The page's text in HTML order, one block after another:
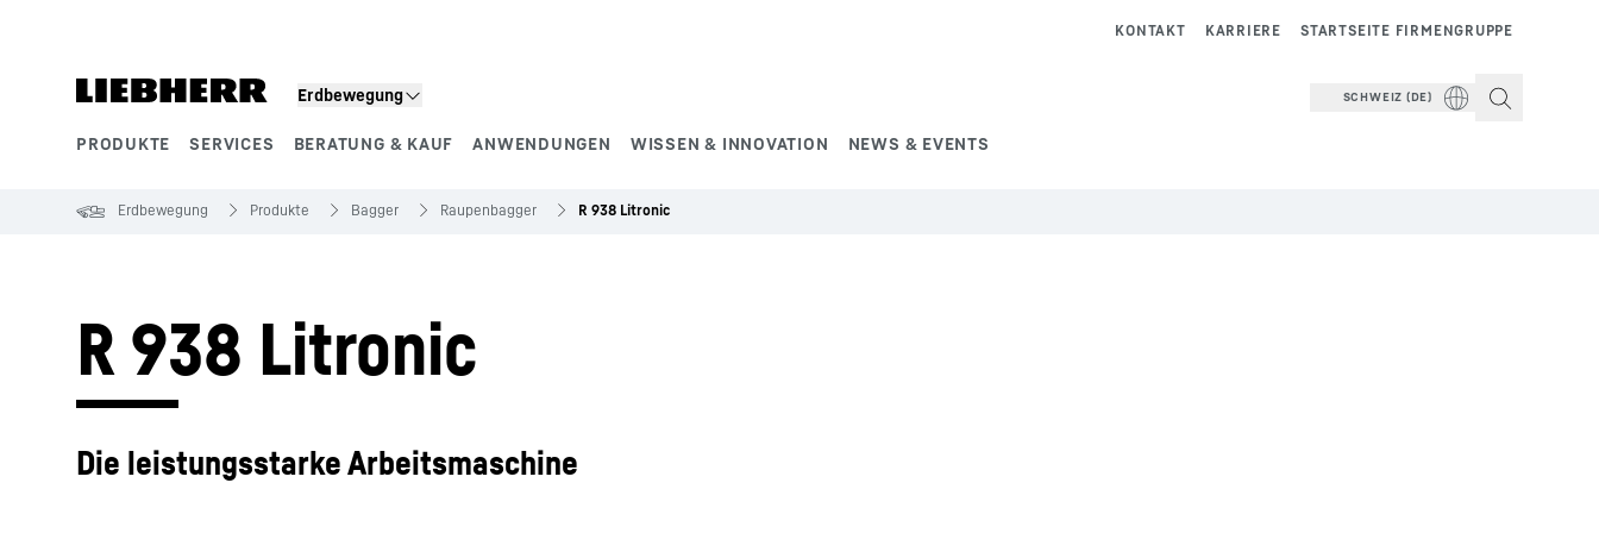
Erdbewegung
PRODUKTE SERVICES BERATUNG & KAUF ANWENDUNGEN WISSEN & INNOVATION NEWS & EVENTS
STARTSEITE FIRMENGRUPPE
KARRIERE
KONTAKT
SCHWEIZ (DE)
Erdbewegung Produkte Bagger Raupenbagger R 938 Litronic
R 938 Litronic
Die leistungsstarke Arbeitsmaschine